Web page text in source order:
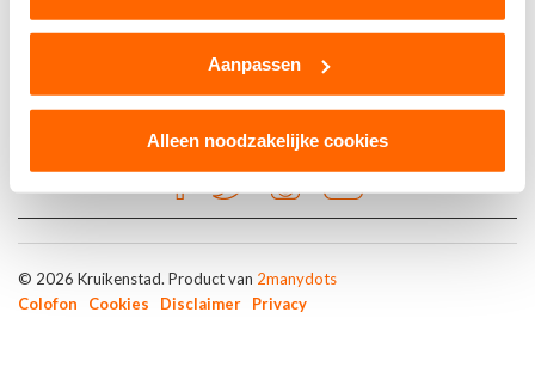
Aanpassen
Alleen noodzakelijke cookies
© 2026 Kruikenstad. Product van 2manydots
Colofon
Cookies Disclaimer Privacy